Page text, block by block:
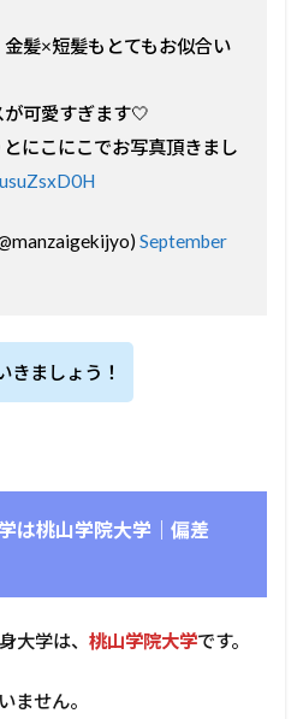
髪×短髪もとてもお似合い
可愛すぎます🤍
にこにこでお写真頂きまし
September
きましょう！
は桃山学院大学｜偏差
大学は、 桃山学院大学です。
ません。